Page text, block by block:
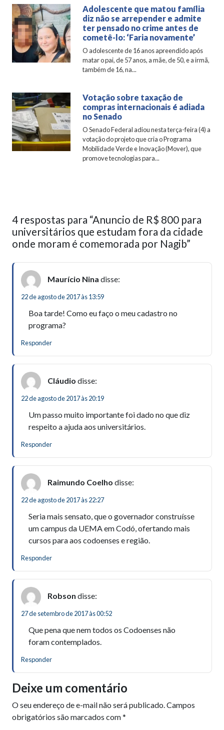
Adolescente que matou família
diz não se arrepender e admite
ter pensado no crime antes de
cometê-lo: ‘Faria novamente’
O adolescente de 16 anos apreendido após
matar o pai, de 57 anos, a mãe, de 50, e a irmã,
também de 16, na...
Votação sobre taxação de
compras internacionais é adiada
no Senado
O Senado Federal adiou nesta terça-feira (4) a
votação do projeto que cria o Programa
Mobilidade Verde e Inovação (Mover), que
promove tecnologias para...
4 respostas para “Anuncio de R$ 800 para
universitários que estudam fora da cidade
onde moram é comemorada por Nagib”
Maurício Nina disse:
22 de agosto de 2017 às 13:59
Boa tarde! Como eu faço o meu cadastro no
programa?
Responder
Cláudio disse:
22 de agosto de 2017 às 20:19
Um passo muito importante foi dado no que diz
respeito a ajuda aos universitários.
Responder
Raimundo Coelho disse:
22 de agosto de 2017 às 22:27
Seria mais sensato, que o governador construísse
um campus da UEMA em Codó, ofertando mais
cursos para aos codoenses e região.
Responder
Robson disse:
27 de setembro de 2017 às 00:52
Que pena que nem todos os Codoenses não
foram contemplados.
Responder
Deixe um comentário
O seu endereço de e-mail não será publicado.Campos
obrigatórios são marcados com*